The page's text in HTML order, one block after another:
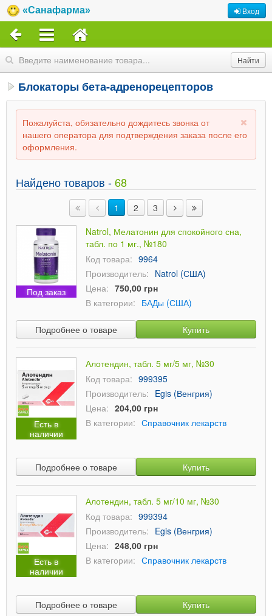
«Санафарма» Вход
Блокаторы бета-адренорецепторов
Пожалуйста, обязательно дождитесь звонка от
нашего оператора для подтверждения заказа после его
оформления.
Найдено товаров -68
1 2 3
Под заказ
Natrol, Мелатонин для спокойного сна,
табл. по 1 мг., №180
Код товара: 9964
Производитель: Natrol (США)
Цена: 750,00 грн
В категории: БАДы (США)
Подробнее о товаре Купить
Есть в
наличии
Алотендин, табл. 5 мг/5 мг, №30
Код товара: 999395
Производитель: Egis (Венгрия)
Цена: 204,00 грн
В категории: Справочник лекарств
Подробнее о товаре Купить
Есть в
наличии
Алотендин, табл. 5 мг/10 мг, №30
Код товара: 999394
Производитель: Egis (Венгрия)
Цена: 248,00 грн
В категории: Справочник лекарств
Подробнее о товаре Купить